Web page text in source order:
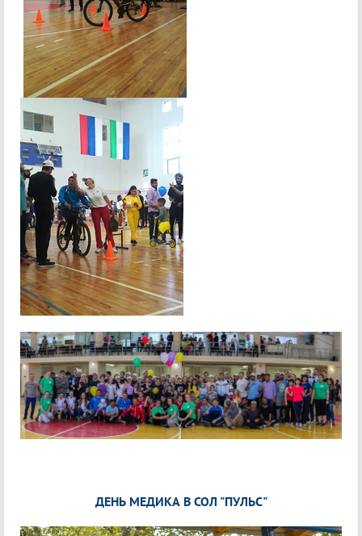
ДЕНЬ МЕДИКА В СОЛ "ПУЛЬС"